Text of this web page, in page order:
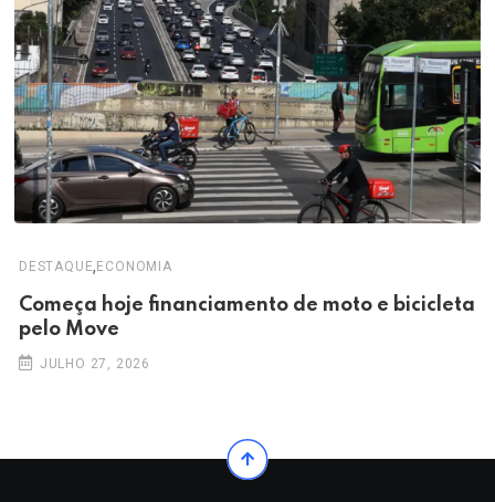
DESTAQUE, ECONOMIA
Começa hoje financiamento de moto e bicicleta
pelo Move
JULHO 27, 2026